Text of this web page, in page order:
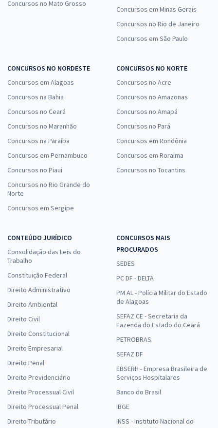
Concursos no Mato Grosso
Concursos em Minas Gerais
Concursos no Rio de Janeiro
Concursos em São Paulo
CONCURSOS NO NORDESTE
Concursos em Alagoas
Concursos na Bahia
Concursos no Ceará
Concursos no Maranhão
Concursos na Paraíba
Concursos em Pernambuco
Concursos no Piauí
Concursos no Rio Grande do
Norte
Concursos em Sergipe
CONCURSOS NO NORTE
Concursos no Acre
Concursos no Amazonas
Concursos no Amapá
Concursos no Pará
Concursos em Rondônia
Concursos em Roraima
Concursos no Tocantins
CONTEÚDO JURÍDICO
Consolidação das Leis do
Trabalho
Constituição Federal
Direito Administrativo
Direito Ambiental
Direito Civil
Direito Constitucional
Direito Empresarial
Direito Penal
Direito Previdenciário
Direito Processual Civil
Direito Processual Penal
Direito Tributário
CONCURSOS MAIS
PROCURADOS
SEDES
PC DF - DELTA
PM AL - Polícia Militar do Estado
de Alagoas
SEFAZ CE - Secretaria da
Fazenda do Estado do Ceará
PETROBRAS
SEFAZ DF
EBSERH - Empresa Brasileira de
Serviços Hospitalares
Banco do Brasil
IBGE
INSS - Instituto Nacional do